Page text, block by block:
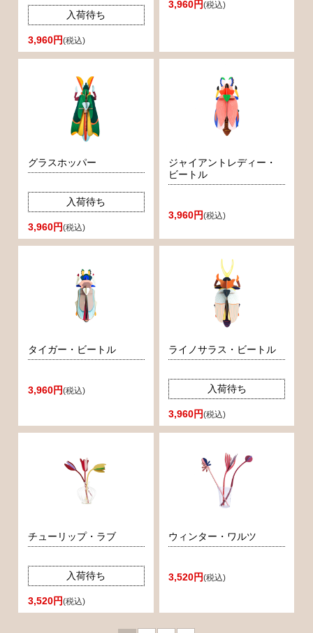
入荷待ち
3,960円(税込)
3,960円(税込)
グラスホッパー
入荷待ち
3,960円(税込)
ジャイアントレディー・
ビートル
3,960円(税込)
タイガー・ビートル
3,960円(税込)
ライノサラス・ビートル
入荷待ち
3,960円(税込)
チューリップ・ラブ
入荷待ち
3,520円(税込)
ウィンター・ワルツ
3,520円(税込)